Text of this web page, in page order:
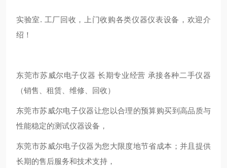
实验室. 工厂回收，上门收购各类仪器仪表设备，欢迎介
绍！
东莞市苏威尔电子仪器 长期专业经营 承接各种二手仪器
（销售、租赁、维修、回收）
东莞市苏威尔电子仪器让您以合理的预算购买到高品质与
性能稳定的测试仪器设备，
东莞市苏威尔电子仪器为您大限度地节省成本；并且提供
长期的售后服务和技术支持，